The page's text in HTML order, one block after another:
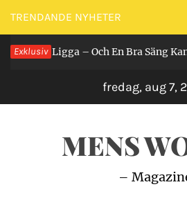
Hoppa
till
innehåll
TRENDANDE NYHETER
Exklusiv
Man Ligga – Och En Bra Säng Kan
fredag, aug 7,
MENS
–